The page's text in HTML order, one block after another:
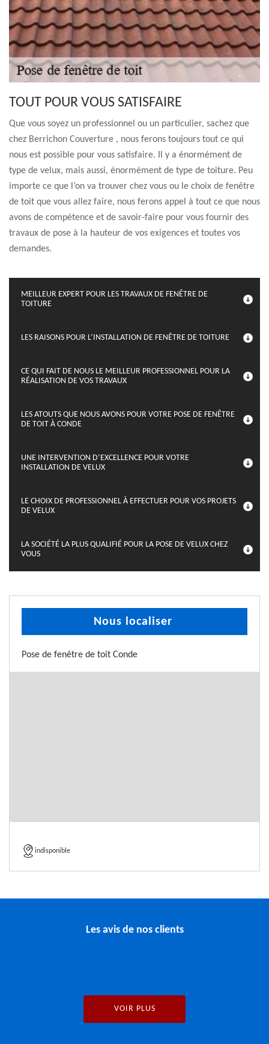
TOUT POUR VOUS SATISFAIRE
Que vous soyez un professionnel ou un particulier, sachez que
chez Berrichon Couverture , nous ferons toujours tout ce qui
nous est possible pour vous satisfaire. Il y a énormément de
type de velux, mais aussi, énormément de type de toiture. Peu
importe ce que l’on va trouver chez vous ou le choix de fenêtre
de toit que vous allez faire, nous ferons appel à tout ce que nous
avons de compétence et de savoir-faire pour vous fournir des
travaux de pose à la hauteur de vos exigences et toutes vos
demandes.
MEILLEUR EXPERT POUR LES TRAVAUX DE FENÊTRE DE
TOITURE
LES RAISONS POUR L’INSTALLATION DE FENÊTRE DE TOITURE
CE QUI FAIT DE NOUS LE MEILLEUR PROFESSIONNEL POUR LA
RÉALISATION DE VOS TRAVAUX
LES ATOUTS QUE NOUS AVONS POUR VOTRE POSE DE FENÊTRE
DE TOIT À CONDE
UNE INTERVENTION D’EXCELLENCE POUR VOTRE
INSTALLATION DE VELUX
LE CHOIX DE PROFESSIONNEL À EFFECTUER POUR VOS PROJETS
DE VELUX
LA SOCIÉTÉ LA PLUS QUALIFIÉ POUR LA POSE DE VELUX CHEZ
VOUS
Nous localiser
Pose de fenêtre de toit Conde
indisponible
Les avis de nos clients
VOIR PLUS